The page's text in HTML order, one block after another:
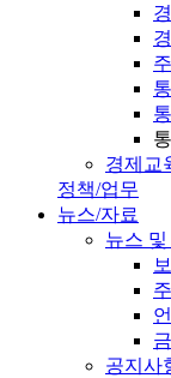
경제교
정책/업무
뉴스/자료
뉴스
공지사